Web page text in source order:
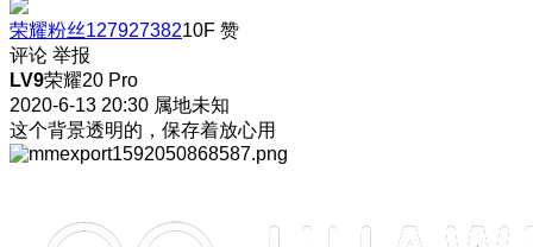
荣耀粉丝12792738210F 赞
评论 举报
LV9荣耀20 Pro
2020-6-13 20:30 属地未知
这个背景透明的，保存着放心用